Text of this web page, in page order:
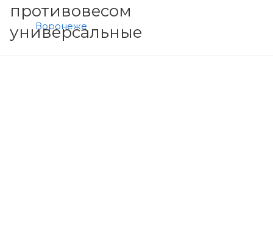
противовесом
универсальные